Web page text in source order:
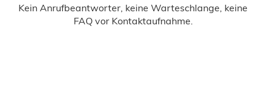
Kein Anrufbeantworter, keine Warteschlange, keine
FAQ vor Kontaktaufnahme.